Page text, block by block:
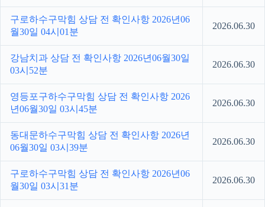
구로하수구막힘 상담 전 확인사항 2026년06
월30일 04시01분
2026.06.30
강남치과 상담 전 확인사항 2026년06월30일
03시52분
2026.06.30
영등포구하수구막힘 상담 전 확인사항 2026
년06월30일 03시45분
2026.06.30
동대문하수구막힘 상담 전 확인사항 2026년
06월30일 03시39분
2026.06.30
구로하수구막힘 상담 전 확인사항 2026년06
월30일 03시31분
2026.06.30